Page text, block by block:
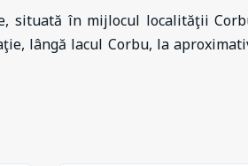
situată în mijlocul localităţii
lângă lacul Corbu, la